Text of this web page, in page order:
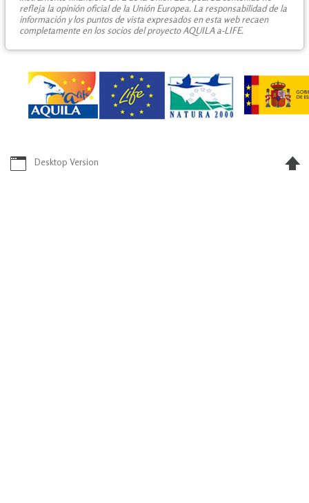
refleja la opinión oficial de la Unión Europea. La responsabilidad de la
información y los puntos de vista expresados en esta web recaen
completamente en los socios del proyecto AQUILA a-LIFE.
Desktop Version